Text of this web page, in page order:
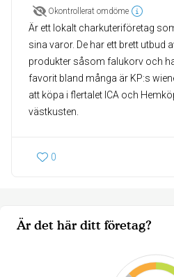
Är det här ditt företag?
Okontrollerat omdöme
Är ett lokalt charkuteriföretag
sina varor. De har ett brett utbud
produkter såsom falukorv och
favorit bland många är KP:s
att köpa i flertalet ICA och
västkusten.
0